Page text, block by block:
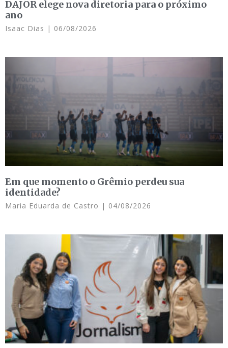
DAJOR elege nova diretoria para o próximo
ano
Isaac Dias 06/08/2026
Em que momento o Grêmio perdeu sua
identidade?
Maria Eduarda de Castro 04/08/2026